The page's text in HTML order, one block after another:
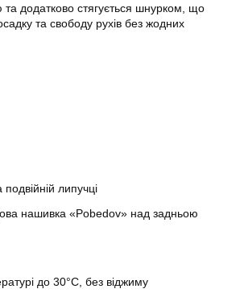
та додатково стягується шнурком, що
та свободу рухів без жодних
липучці
нашивка «Pobedov» над задньою
до 30°C, без віджиму